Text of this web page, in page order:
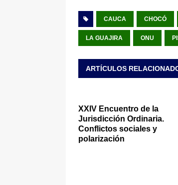
CAUCA CHOCÓ
LA GUAJIRA ONU
ARTÍCULOS
XXIV Encuentro de la
Jurisdicción Ordinaria.
Conflictos sociales y
polarización